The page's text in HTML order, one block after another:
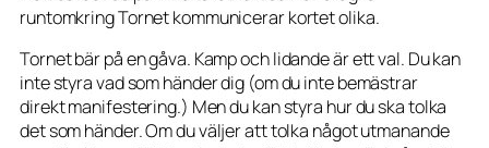
runtomkring Tornet kommunicerar kortet olika.
Tornet bär på en gåva. Kamp och lidande är ett val. Du kan
inte styra vad som händer dig (om du inte bemästrar
direkt manifestering.) Men du kan styra hur du ska tolka
det som händer. Om du väljer att tolka något utmanande